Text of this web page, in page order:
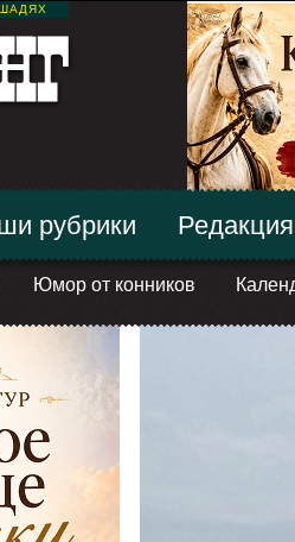
Юмор от конников
рубрики Редакция